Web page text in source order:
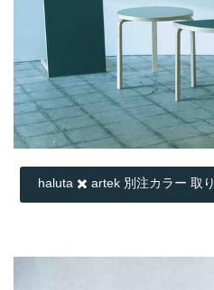
haluta ✖️ artek 別注カラー 取